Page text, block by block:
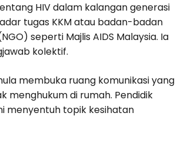
HIV dalam kalangan generasi
tugas KKM atau badan-badan
seperti Majlis AIDS Malaysia. Ia
kolektif.
membuka ruang komunikasi yang
menghukum di rumah. Pendidik
menyentuh topik kesihatan